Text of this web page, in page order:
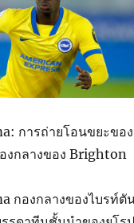
การถ่ายโอนขยะขอ
งกลางของ Brighton
กองกลางของไบรท์ตั